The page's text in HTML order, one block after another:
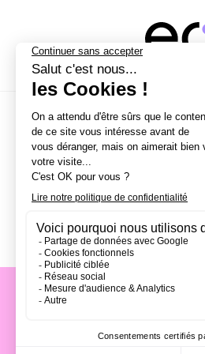
NOS CAMPUS
Nantes
Aix-en-Provence
Strasbourg